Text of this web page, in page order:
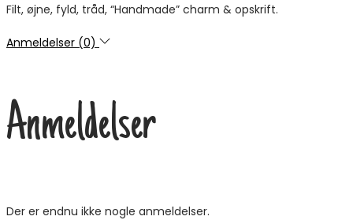
Filt, øjne, fyld, tråd, “Handmade” charm & opskrift.
Anmeldelser (0)
Anmeldelser
Der er endnu ikke nogle anmeldelser.